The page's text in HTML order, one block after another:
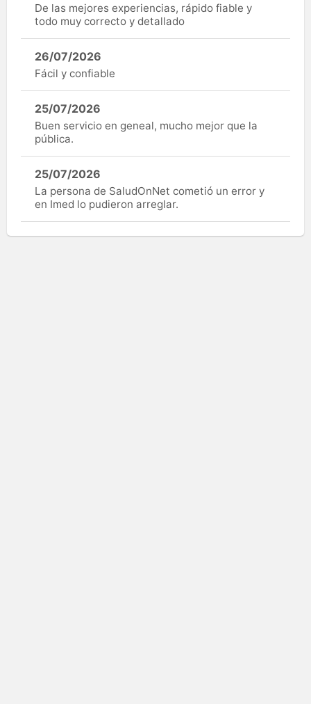
De las mejores experiencias, rápido fiable y
todo muy correcto y detallado
26/07/2026
Fácil y confiable
25/07/2026
Buen servicio en geneal, mucho mejor que la
pública.
25/07/2026
La persona de SaludOnNet cometió un error y
en Imed lo pudieron arreglar.